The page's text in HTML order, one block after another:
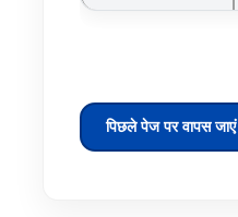
पिछले पेज पर वापस जाएं